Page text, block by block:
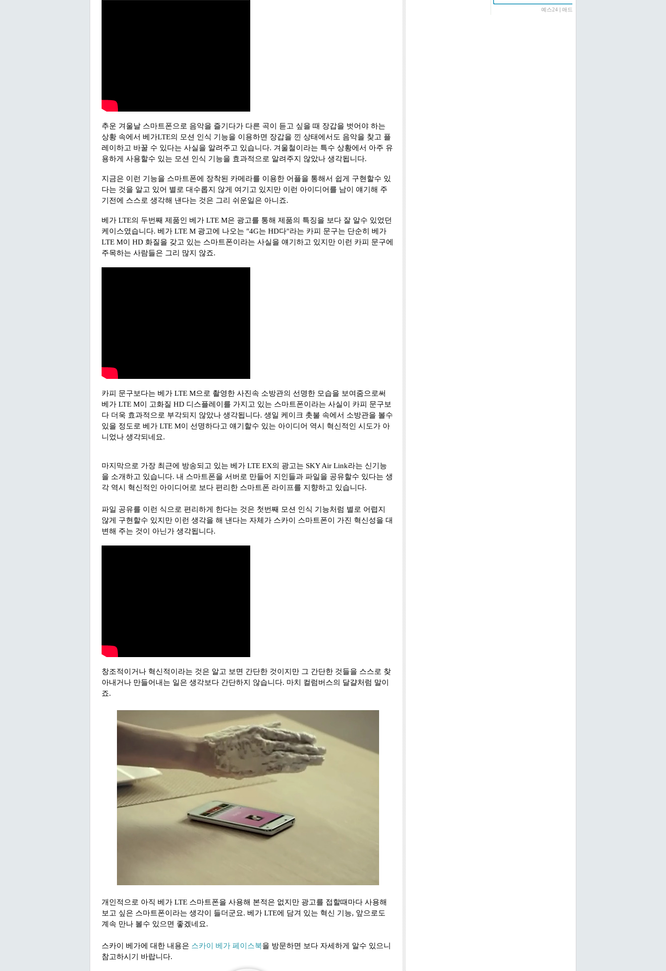
추운 겨울날 스마트폰으로 음악을 즐기다가 다른 곡이 듣고 싶을 때 장갑을 벗어야 하는
상황 속에서 베가LTE의 모션 인식 기능을 이용하면 장갑을 낀 상태에서도 음악을 찾고 플
레이하고 바꿀 수 있다는 사실을 알려주고 있습니다. 겨울철이라는 특수 상황에서 아주 유
용하게 사용할수 있는 모션 인식 기능을 효과적으로 알려주지 않았나 생각됩니다.
지금은 이런 기능을 스마트폰에 장착된 카메라를 이용한 어플을 통해서 쉽게 구현할수 있
다는 것을 알고 있어 별로 대수롭지 않게 여기고 있지만 이런 아이디어를 남이 얘기해 주
기전에 스스로 생각해 낸다는 것은 그리 쉬운일은 아니죠.
베가 LTE의 두번째 제품인 베가 LTE M은 광고를 통해 제품의 특징을 보다 잘 알수 있었던
케이스였습니다. 베가 LTE M 광고에 나오는 "4G는 HD다"라는 카피 문구는 단순히 베가
LTE M이 HD 화질을 갖고 있는 스마트폰이라는 사실을 얘기하고 있지만 이런 카피 문구에
주목하는 사람들은 그리 많지 않죠.
카피 문구보다는 베가 LTE M으로 촬영한 사진속 소방관의 선명한 모습을 보여줌으로써
베가 LTE M이 고화질 HD 디스플레이를 가지고 있는 스마트폰이라는 사실이 카피 문구보
다 더욱 효과적으로 부각되지 않았나 생각됩니다. 생일 케이크 촛불 속에서 소방관을 볼수
있을 정도로 베가 LTE M이 선명하다고 얘기할수 있는 아이디어 역시 혁신적인 시도가 아
니었나 생각되네요.
마지막으로 가장 최근에 방송되고 있는 베가 LTE EX의 광고는 SKY Air Link라는 신기능
을 소개하고 있습니다. 내 스마트폰을 서버로 만들어 지인들과 파일을 공유할수 있다는 생
각 역시 혁신적인 아이디어로 보다 편리한 스마트폰 라이프를 지향하고 있습니다.
파일 공유를 이런 식으로 편리하게 한다는 것은 첫번째 모션 인식 기능처럼 별로 어렵지
않게 구현할수 있지만 이런 생각을 해 낸다는 자체가 스카이 스마트폰이 가진 혁신성을 대
변해 주는 것이 아닌가 생각됩니다.
창조적이거나 혁신적이라는 것은 알고 보면 간단한 것이지만 그 간단한 것들을 스스로 찾
아내거나 만들어내는 일은 생각보다 간단하지 않습니다. 마치 컬럼버스의 달걀처럼 말이
죠.
개인적으로 아직 베가 LTE 스마트폰을 사용해 본적은 없지만 광고를 접할때마다 사용해
보고 싶은 스마트폰이라는 생각이 들더군요. 베가 LTE에 담겨 있는 혁신 기능, 앞으로도
계속 만나 볼수 있으면 좋겠네요.
스카이 베가에 대한 내용은 스카이 베가 페이스북을 방문하면 보다 자세하게 알수 있으니
참고하시기 바랍니다.
예스24 | 애드온2